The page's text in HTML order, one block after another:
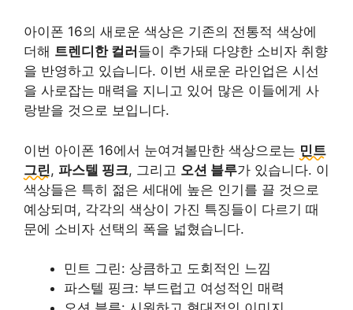
아이폰 16의 새로운 색상은 기존의 전통적 색상에
더해 트렌디한 컬러 들이 추가돼 다양한 소비자 취향
을 반영하고 있습니다. 이번 새로운 라인업은 시선
을 사로잡는 매력을 지니고 있어 많은 이들에게 사
랑받을 것으로 보입니다.
이번 아이폰 16에서 눈여겨볼만한 색상으로는 민트
그린, 파스텔 핑크, 그리고 오션 블루가 있습니다. 이
색상들은 특히 젊은 세대에 높은 인기를 끌 것으로
예상되며, 각각의 색상이 가진 특징들이 다르기 때
문에 소비자 선택의 폭을 넓혔습니다.
민트 그린: 상큼하고 도회적인 느낌
파스텔 핑크: 부드럽고 여성적인 매력